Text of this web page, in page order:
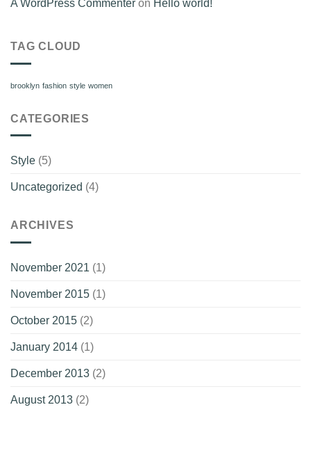
A WordPress Commenter on Hello world!
TAG CLOUD
brooklyn fashion style women
CATEGORIES
Style (5)
Uncategorized (4)
ARCHIVES
November 2021 (1)
November 2015 (1)
October 2015 (2)
January 2014 (1)
December 2013 (2)
August 2013 (2)